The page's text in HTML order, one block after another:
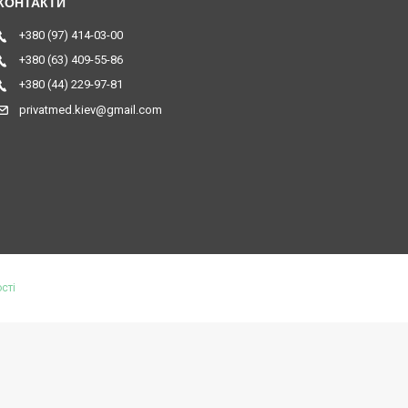
+380 (97) 414-03-00
+380 (63) 409-55-86
+380 (44) 229-97-81
privatmed.kiev@gmail.com